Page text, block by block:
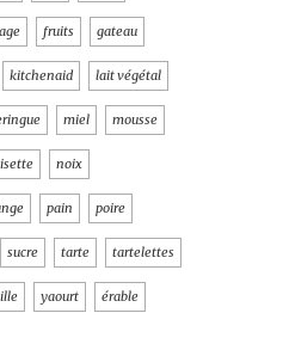
fruits gateau
kitchenaid lait végétal
miel mousse
noix
pain poire
sucre tarte tartelettes
yaourt érable